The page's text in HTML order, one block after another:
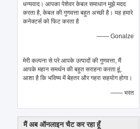
धन्यवाद। आपका पेशेवर केबल समाधान मुझे मदद
करता है, केबल की गुणवत्ता बहुत अच्छी है। यह हमारे
कनेक्टर्स को फिट करता है
—— Gonalze
मेरी कल्पना से परे आपके उत्पादों की गुणवत्ता, मैं
आपके महान समर्थन की बहुत सराहना करता हूं,
आशा है कि भविष्य में बेहतर और गहरा सहयोग होगा।
—— भरत
मैं अब ऑनलाइन चैट कर रहा हूँ